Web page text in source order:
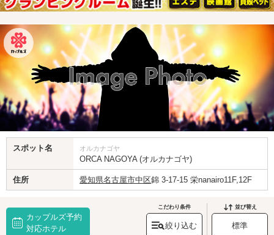
スポット名 オルカナゴヤ
ORCA NAGOYA (オルカナゴヤ)
住所 愛知県名古屋市中区錦 3-17-15 栄nanairo11F,12F
カップルズ予約
対応ホテル
こだわり条件
絞り込む
並び替え
標準